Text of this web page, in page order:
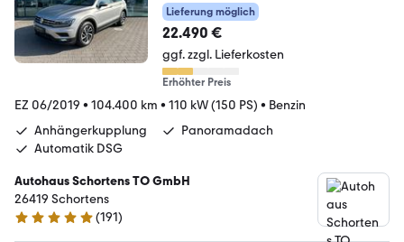
Lieferung möglich
22.490 €
ggf. zzgl. Lieferkosten
Erhöhter Preis
EZ 06/2019 • 104.400 km • 110 kW (150 PS) • Benzin
Anhängerkupplung
Panoramadach
Automatik DSG
Autohaus Schortens TO GmbH
26419 Schortens
5 Sterne
(191)